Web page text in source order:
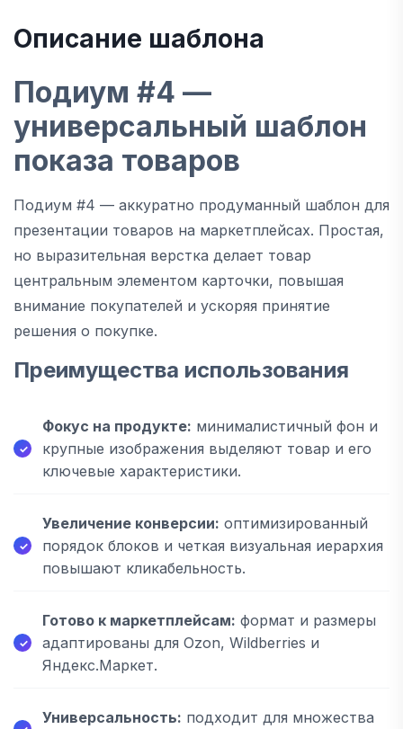
Описание шаблона
Подиум #4 —
универсальный шаблон
показа товаров
Подиум #4 — аккуратно продуманный шаблон для
презентации товаров на маркетплейсах. Простая,
но выразительная верстка делает товар
центральным элементом карточки, повышая
внимание покупателей и ускоряя принятие
решения о покупке.
Преимущества использования
Фокус на продукте: минималистичный фон и
крупные изображения выделяют товар и его
ключевые характеристики.
Увеличение конверсии: оптимизированный
порядок блоков и четкая визуальная иерархия
повышают кликабельность.
Готово к маркетплейсам: формат и размеры
адаптированы для Ozon, Wildberries и
Яндекс.Маркет.
Универсальность: подходит для множества